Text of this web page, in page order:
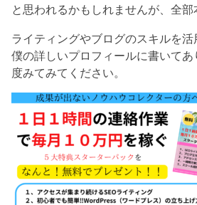
と思われるかもしれませんが、全部
ライティングやブログのスキルを活
僕の詳しいプロフィールに書いて
度みてみてください。